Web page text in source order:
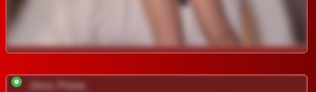
_Juicy_Pussy_